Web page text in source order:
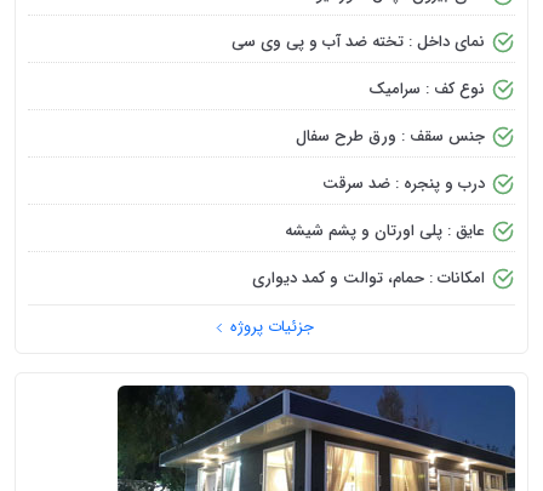
نمای داخل : تخته ضد آب و پی وی سی
نوع کف : سرامیک
جنس سقف : ورق طرح سفال
درب و پنجره : ضد سرقت
عایق : پلی اورتان و پشم شیشه
امکانات : حمام، توالت و کمد دیواری
جزئیات پروژه